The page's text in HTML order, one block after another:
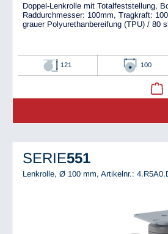
Doppel-Lenkrolle mit Totalfeststellung,
Raddurchmesser: 100mm, Tragkraft:
grauer Polyurethanbereifung (TPU) / 80
121 100
SERIE551
Lenkrolle, Ø 100 mm, Artikelnr.: